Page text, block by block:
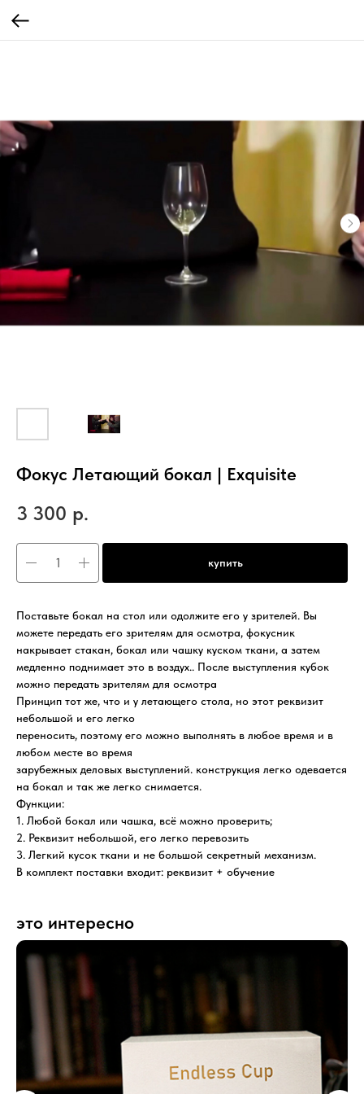
Фокус Летающий бокал | Exquisite
3 300 р.
купить
Поставьте бокал на стол или одолжите его у зрителей. Вы
можете передать его зрителям для осмотра, фокусник
накрывает стакан, бокал или чашку куском ткани, а затем
медленно поднимает это в воздух.. После выступления кубок
можно передать зрителям для осмотра
Принцип тот же, что и у летающего стола, но этот реквизит
небольшой и его легко
переносить, поэтому его можно выполнять в любое время и в
любом месте во время
зарубежных деловых выступлений. конструкция легко одевается
на бокал и так же легко снимается.
Функции:
1. Любой бокал или чашка, всё можно проверить;
2. Реквизит небольшой, его легко перевозить
3. Легкий кусок ткани и не большой секретный механизм.
В комплект поставки входит: реквизит + обучение
это интересно